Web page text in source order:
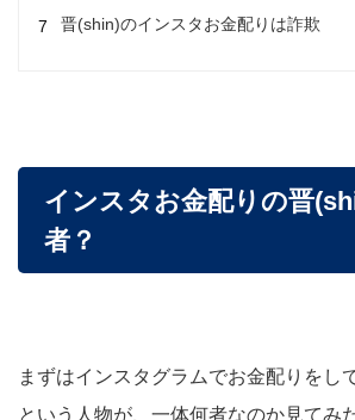
晋(shin)のインスタお金配りは詐欺
インスタお金配りの晋
者？
まずはインスタグラムでお金配りをし
という人物が、一体何者なのか見てみ